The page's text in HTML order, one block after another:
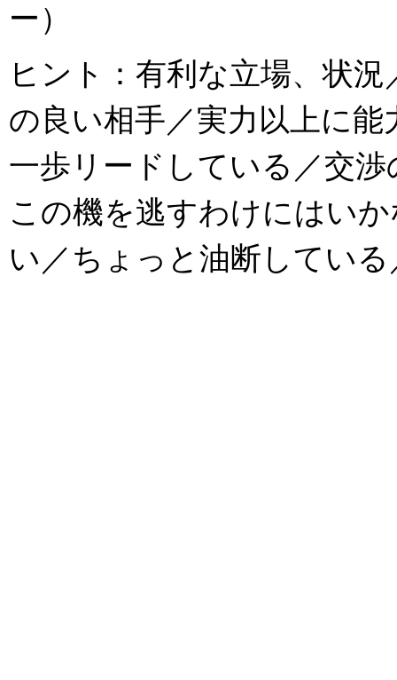
ー）
ヒント：有利な立場、状
の良い相手／実力以上に
一歩リードしている／交
この機を逃すわけにはい
い／ちょっと油断してい